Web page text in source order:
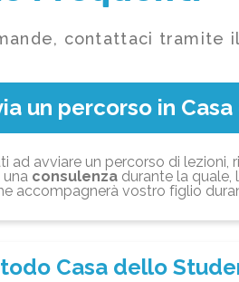
contattaci tramite
un percorso in
ad avviare un percorso di
consulenza durante la quale,
accompagnerà vostro figlio
Casa dello